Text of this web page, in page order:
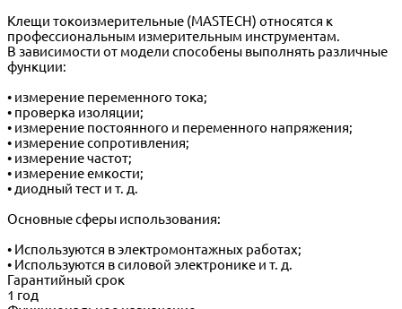
Клещи токоизмерительные (MASTECH) относятся к
профессиональным измерительным инструментам.
В зависимости от модели способены выполнять различные
функции:
• измерение переменного тока;
• проверка изоляции;
• измерение постоянного и переменного напряжения;
• измерение сопротивления;
• измерение частот;
• измерение емкости;
• диодный тест и т. д.
Основные сферы использования:
• Используются в электромонтажных работах;
• Используются в силовой электронике и т. д.
Гарантийный срок
1 год